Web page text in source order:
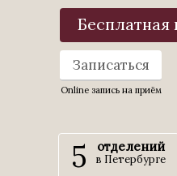
Бесплатная
Записаться
Online запись на приём
5 отделений
в Петербурге